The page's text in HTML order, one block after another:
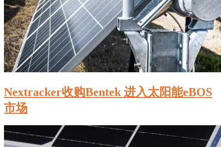
Nextracker收购Bentek 进入太阳能eBOS
市场